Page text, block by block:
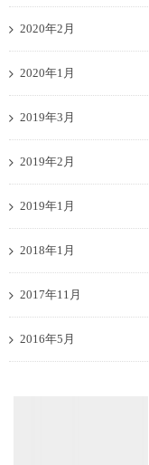
2020年2月
2020年1月
2019年3月
2019年2月
2019年1月
2018年1月
2017年11月
2016年5月